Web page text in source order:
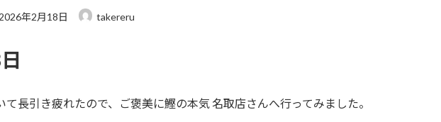
最
2026年2月18日 takereru
て長引き疲れたので、ご褒美に鰹の本気 名取店さんへ行ってみました。